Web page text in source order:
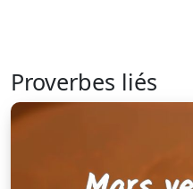
Proverbes liés